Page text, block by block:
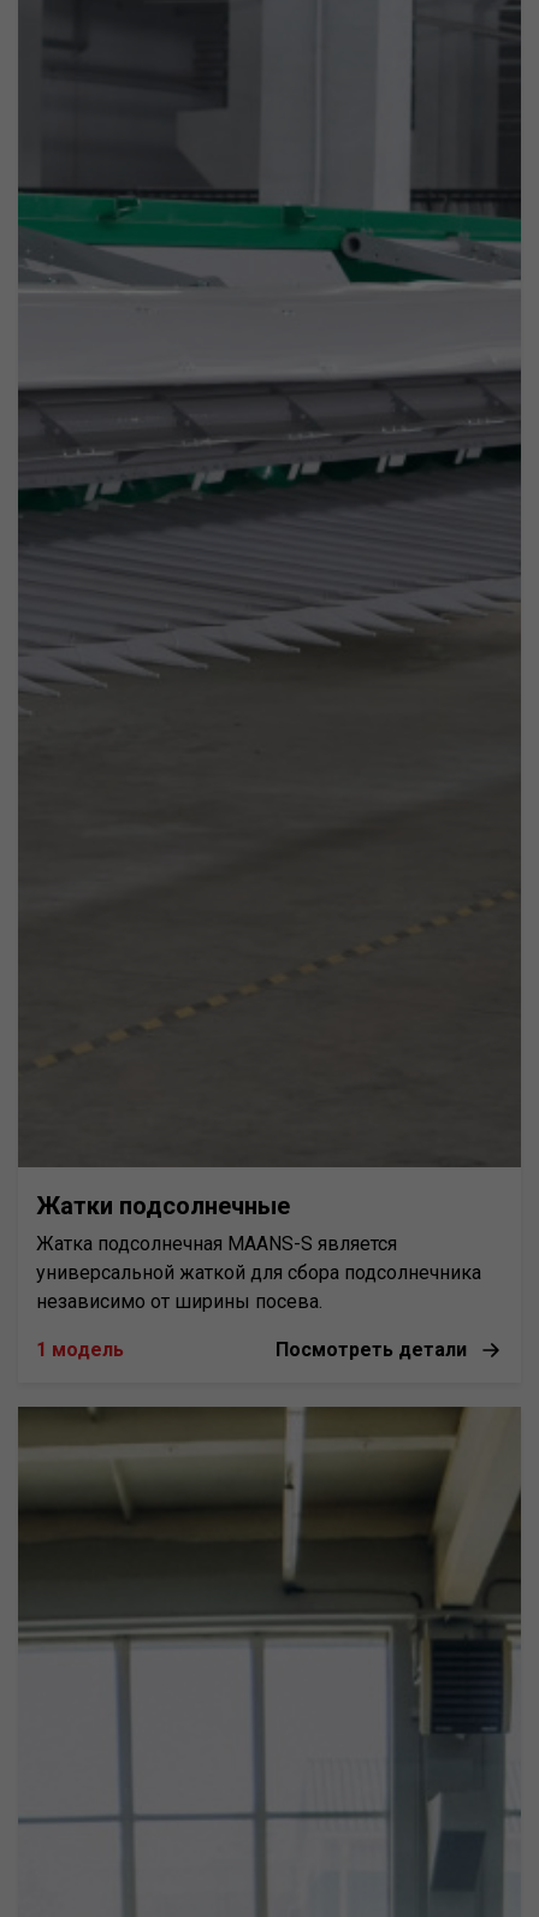
Жатки подсолнечные
Жатка подсолнечная MAANS-S является
универсальной жаткой для сбора подсолнечника
независимо от ширины посева.
1 модель Посмотреть детали